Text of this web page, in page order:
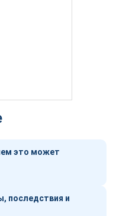
это может
последствия и